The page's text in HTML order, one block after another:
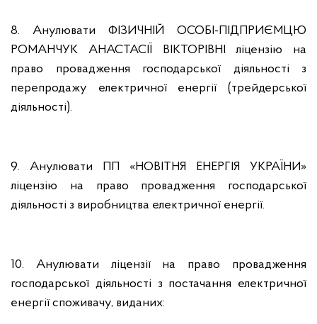
8. Анулювати ФІЗИЧНІЙ ОСОБІ-ПІДПРИЄМЦЮ
РОМАНЧУК АНАСТАСІЇ ВІКТОРІВНІ ліцензію на
право провадження господарської діяльності з
перепродажу електричної енергії (трейдерської
діяльності).
9. Анулювати ПП «НОВІТНЯ ЕНЕРГІЯ УКРАЇНИ»
ліцензію на право провадження господарської
діяльності з виробництва електричної енергії.
10. Анулювати ліцензії на право провадження
господарської діяльності з постачання електричної
енергії споживачу, виданих: